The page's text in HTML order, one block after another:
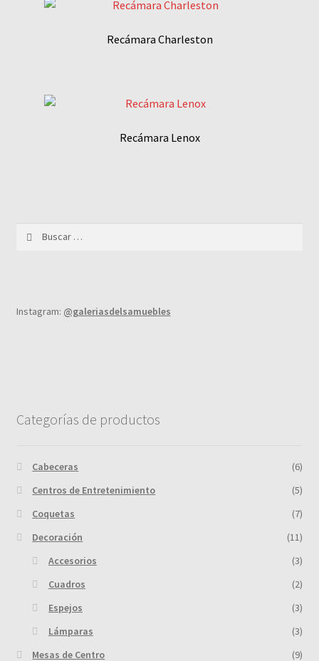
Recámara Charleston
Recámara Lenox
Instagram: @galeriasdelsamuebles
Categorías de productos
Cabeceras
(6)
Centros de Entretenimiento
(5)
Coquetas
(7)
Decoración
(11)
Accesorios
(3)
Cuadros
(2)
Espejos
(3)
Lámparas
(3)
Mesas de Centro
(9)